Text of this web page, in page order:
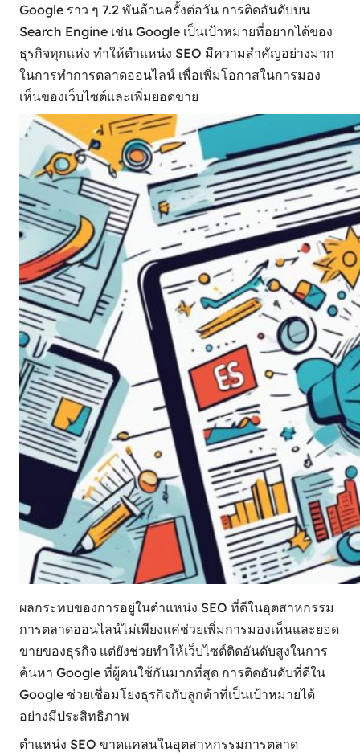
Google ราว ๆ 7.2 พันล้านครั้งต่อวัน การติดอันดับบน
Search Engine เช่น Google เป็นเป้าหมายที่อยากได้ของ
ธุรกิจทุกแห่ง ทำให้ตำแหน่ง SEO มีความสำคัญอย่างมาก
ในการทำการตลาดออนไลน์ เพื่อเพิ่มโอกาสในการมอง
เห็นของเว็บไซต์และเพิ่มยอดขาย
ผลกระทบของการอยู่ในตำแหน่ง SEO ที่ดีในอุตสาหกรรม
การตลาดออนไลน์ไม่เพียงแค่ช่วยเพิ่มการมองเห็นและยอด
ขายของธุรกิจ เเต่ยังช่วยทําให้เว็บไซต์ติดอันดับสูงในการ
ค้นหา Google ที่ผู้คนใช้กันมากที่สุด การติดอันดับที่ดีใน
Google ช่วยเชื่อมโยงธุรกิจกับลูกค้าที่เป็นเป้าหมายได้
อย่างมีประสิทธิภาพ
ตำแหน่ง SEO ขาดแคลนในอุตสาหกรรมการตลาด